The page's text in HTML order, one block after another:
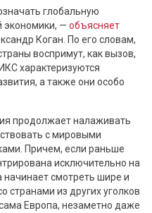
глобальную
экономики, — объясняет
Коган. По его словам,
воспримут, как вызов,
характеризуются
а также они особо
продолжает налаживать
с мировыми
Причем, если раньше
исключительно на
начинает смотреть шире и
странами из других уголков
Европа, незаметно даже